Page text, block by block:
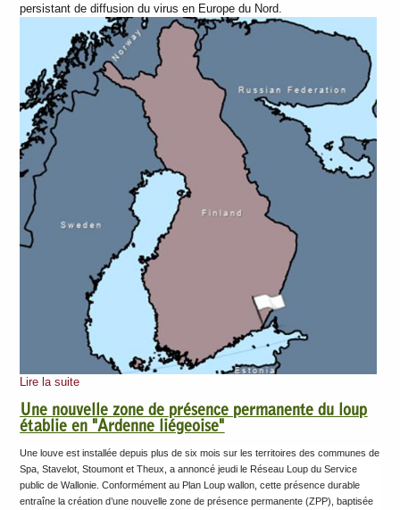
persistant de diffusion du virus en Europe du Nord.
Lire la suite
Une nouvelle zone de présence permanente du loup
établie en "Ardenne liégeoise"
Une louve est installée depuis plus de six mois sur les territoires des communes de
Spa, Stavelot, Stoumont et Theux, a annoncé jeudi le Réseau Loup du Service
public de Wallonie. Conformément au Plan Loup wallon, cette présence durable
entraîne la création d’une nouvelle zone de présence permanente (ZPP), baptisée